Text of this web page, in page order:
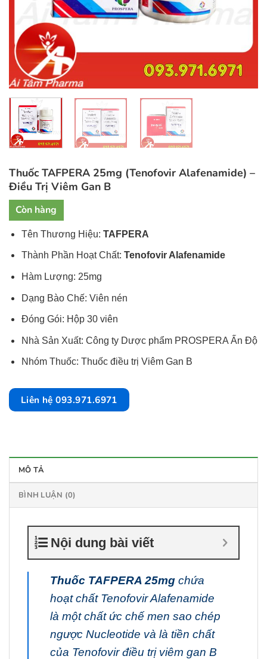
Thuốc TAFPERA 25mg (Tenofovir Alafenamide) –
Điều Trị Viêm Gan B
Còn hàng
Tên Thương Hiệu: TAFPERA
Thành Phần Hoạt Chất: Tenofovir Alafenamide
Hàm Lượng: 25mg
Dạng Bào Chế: Viên nén
Đóng Gói: Hộp 30 viên
Nhà Sản Xuất: Công ty Dược phẩm PROSPERA Ấn Độ
Nhóm Thuốc: Thuốc điều trị Viêm Gan B
Liên hệ 093.971.6971
MÔ TẢ
BÌNH LUẬN (0)
Nội dung bài viết
Thuốc TAFPERA 25mg chứa
hoạt chất Tenofovir Alafenamide
là một chất ức chế men sao chép
ngược Nucleotide và là tiền chất
của Tenofovir điều trị viêm gan B